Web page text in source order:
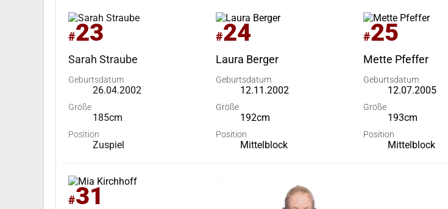
#23
Sarah Straube
Geburtsdatum
26.04.2002
Größe
185cm
Position
Zuspiel
#24
Laura Berger
Geburtsdatum
12.11.2002
Größe
192cm
Position
Mittelblock
#25
Mette Pfeffer
Geburtsdatum
12.07.2005
Größe
193cm
Position
Mittelblock
#31